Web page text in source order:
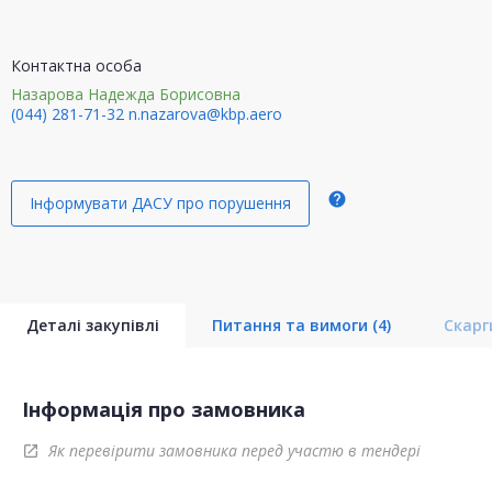
Контактна особа
Назарова Надежда Борисовна
(044) 281-71-32 n.nazarova@kbp.aero
Інформувати ДАСУ про порушення help
Деталі закупівлі Питання та вимоги (4)
Інформація про замовника
open_in_new Як перевірити замовника перед участю в тендері